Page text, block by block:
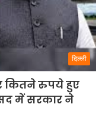
दिल्ली
कितने रुपये हुए
में सरकार ने